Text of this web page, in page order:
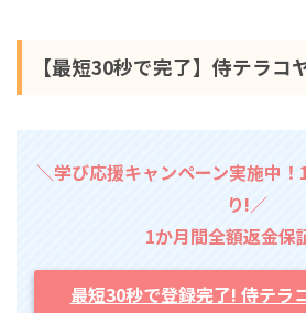
【最短30秒で完了】侍テラコ
＼学び応援キャンペーン実施中
り!／
1か月間全額返金保
最短30秒で登録完了! 侍テラ